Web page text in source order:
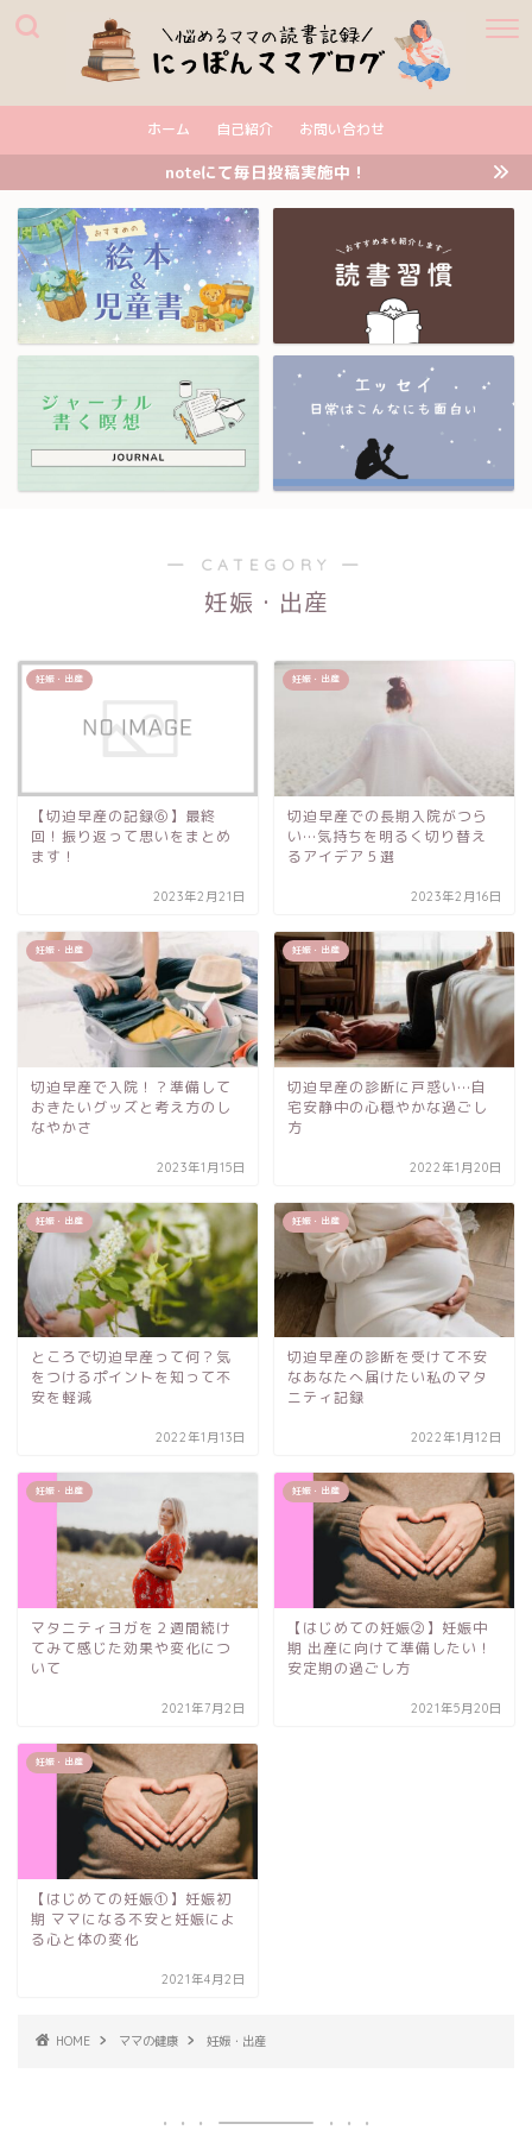
ホーム 自己紹介 お問い合わせ
noteにて毎日投稿実施中！
― CATEGORY ―
妊娠・出産
妊娠・出産
【切迫早産の記録⑥】最終
回！振り返って思いをまとめ
ます！
2023年2月21日
妊娠・出産
切迫早産での長期入院がつら
い…気持ちを明るく切り替え
るアイデア５選
2023年2月16日
妊娠・出産
切迫早産で入院！？準備して
おきたいグッズと考え方のし
なやかさ
2023年1月15日
妊娠・出産
切迫早産の診断に戸惑い…自
宅安静中の心穏やかな過ごし
方
2022年1月20日
妊娠・出産
ところで切迫早産って何？気
をつけるポイントを知って不
安を軽減
2022年1月13日
妊娠・出産
切迫早産の診断を受けて不安
なあなたへ届けたい私のマタ
ニティ記録
2022年1月12日
妊娠・出産
マタニティヨガを２週間続け
てみて感じた効果や変化につ
いて
2021年7月2日
妊娠・出産
【はじめての妊娠②】妊娠中
期 出産に向けて準備したい！
安定期の過ごし方
2021年5月20日
妊娠・出産
【はじめての妊娠①】妊娠初
期 ママになる不安と妊娠によ
る心と体の変化
2021年4月2日
HOME ママの健康 妊娠・出産